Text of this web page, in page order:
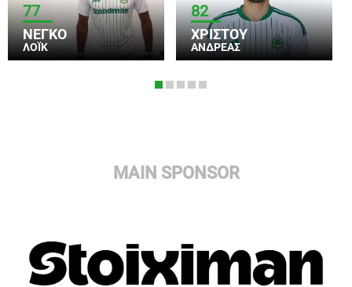
77
ΝΕΓΚΌ
ΛΟΪ́Κ
82
ΧΡΊΣΤΟΥ
ΑΝΔΡΈΑΣ
MAIN SPONSOR